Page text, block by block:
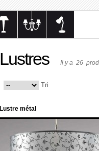
Lustres Il y a 26
Tri
Lustre métal